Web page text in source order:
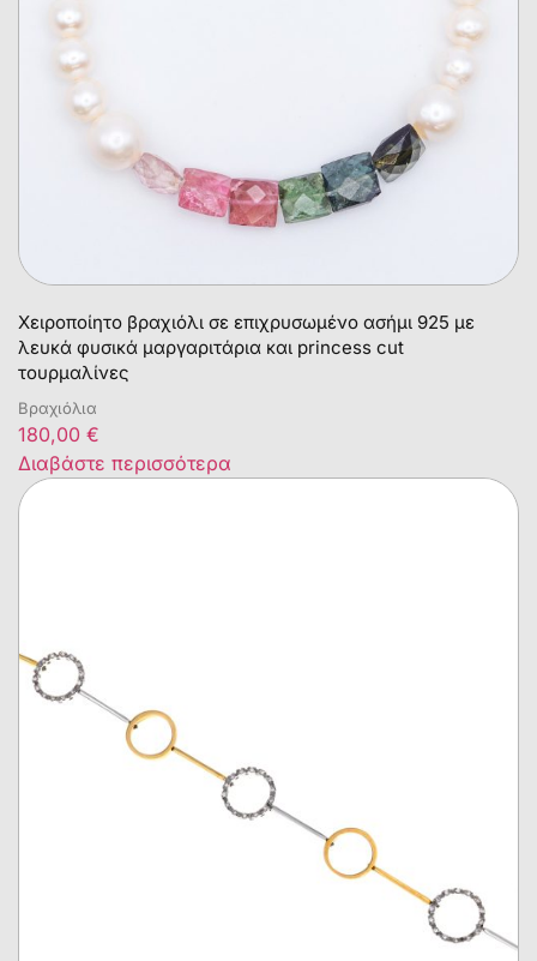
Χειροποίητο βραχιόλι σε επιχρυσωμένο ασήμι 925 με
λευκά φυσικά μαργαριτάρια και princess cut
τουρμαλίνες
Βραχιόλια
180,00 €
Διαβάστε περισσότερα